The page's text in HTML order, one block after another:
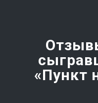
«Пункт